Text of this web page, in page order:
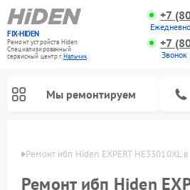
FIX-HIDEN
Ремонт устройств Hiden
Специализированный
cервисный центр г.Нальчик
+7
+7
Мы ремонтируем
Ремонт ибп Hiden EXPERT HE33010XL
Ремонт ибп Hiden